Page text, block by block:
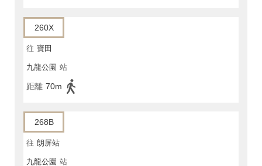
260X
往 寶田
九龍公園 站
距離 70m
268B
往 朗屏站
九龍公園 站